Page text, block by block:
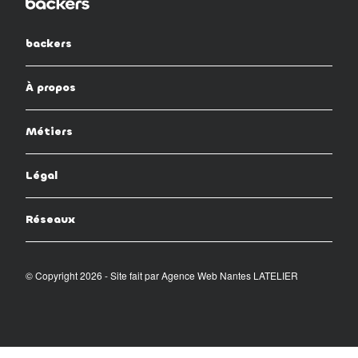
backers
À propos
Métiers
Légal
Réseaux
© Copyright 2026 - Site fait parAgence Web Nantes LATELIER